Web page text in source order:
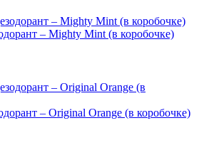
– Mighty Mint (в коробочке)
– Original Orange (в коробочке)